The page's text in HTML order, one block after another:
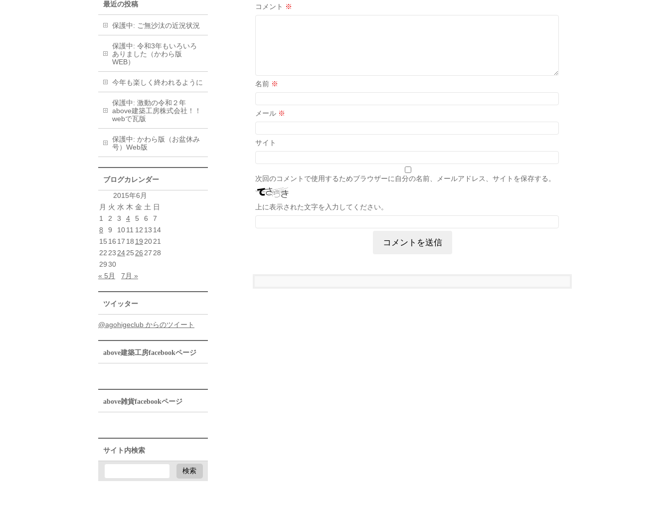
コメント ※
名前 ※
メール ※
サイト
次回のコメントで使用するためブラウザーに自分の名前、メールアドレス、サイトを保存する。
上に表示された文字を入力してください。
最近の投稿
保護中: ご無沙汰の近況状況
保護中: 令和3年もいろいろ
ありました（かわら版
WEB）
今年も楽しく終われるように
保護中: 激動の令和２年
above建築工房株式会社！！
webで瓦版
保護中: かわら版（お盆休み
号）Web版
ブログカレンダー
2015年6月
月 火 水 木 金 土 日
1
2 3 4 5 6
7
8
9 1011 12 13 14
15 16 17 18 19 2021
22 23 2425 26 27 28
2930
« 5月
7月 »
ツイッター
@agohigeclub からのツイート
above建築工房facebookページ
above雑貨facebookページ
サイト内検索